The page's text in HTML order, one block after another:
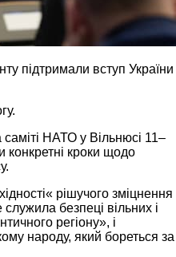
підтримали вступ України
НАТО у Вільнюсі 11–
конкретні кроки щодо
рішучого зміцнення
безпеці вільних і
регіону», і
народу, який бореться за